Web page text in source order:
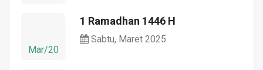
Mar/20
1 Ramadhan 1446 H
Sabtu, Maret 2025